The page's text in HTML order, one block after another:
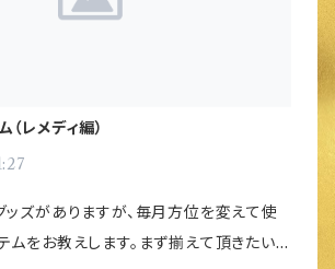
レメディ編）
ッズがありますが、毎月方位を変えて使
ムをお教えします。まず揃えて頂きたいの